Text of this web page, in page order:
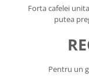
Forta cafelei
putea
Pentru un